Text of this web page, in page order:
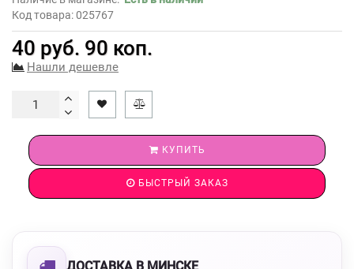
Код товара: 025767
40 руб. 90 коп.
Нашли дешевле
КУПИТЬ
БЫСТРЫЙ ЗАКАЗ
ДОСТАВКА В МИНСКЕ